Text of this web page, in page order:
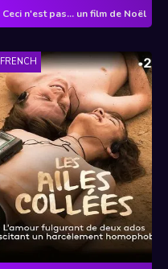
Ceci n'est pas... un film de Noël
FRENCH